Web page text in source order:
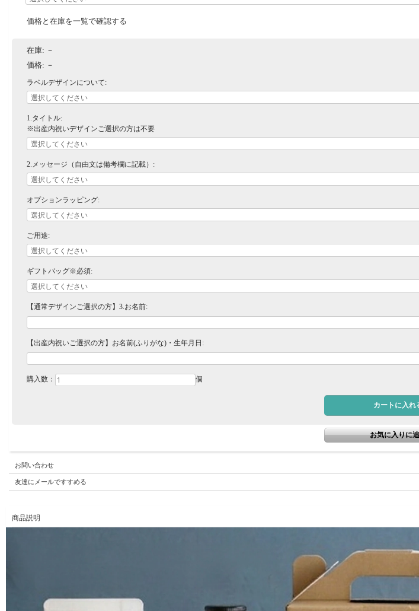
価格と在庫を一覧で確認する
在庫: －
価格: －
ラベルデザインについて:
1.タイトル:
※出産内祝いデザインご選択の方は不要
2.メッセージ（自由文は備考欄に記載）:
オプションラッピング:
ご用途:
ギフトバッグ※必須:
【通常デザインご選択の方】3.お名前:
【出産内祝いご選択の方】お名前(ふりがな)・生年月日:
購入数： 個
お問い合わせ
友達にメールですすめる
商品説明